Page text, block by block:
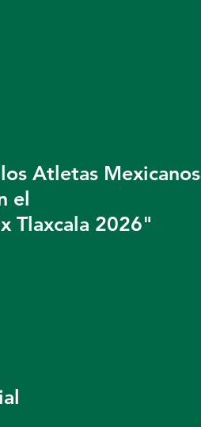
Atletas Mexicanos
el
Tlaxcala 2026"